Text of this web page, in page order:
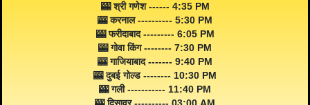
🎰 श्री गणेश ------ 4:35 PM
🎰 करनाल ---------- 5:30 PM
🎰 फरीदाबाद --------- 6:05 PM
🎰 गोवा किंग -------- 7:30 PM
🎰 गाजियाबाद ------- 9:40 PM
🎰 दुबई गोल्ड -------- 10:30 PM
🎰 गली ----------- 11:40 PM